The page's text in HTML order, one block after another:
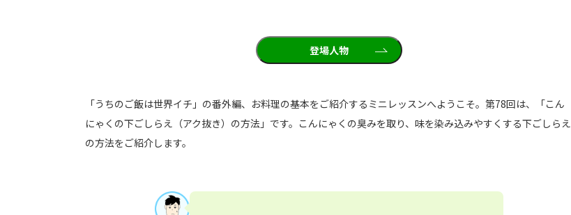
登場人物
「うちのご飯は世界イチ」の番外編、お料理の基本をご紹介するミニレッスンへようこそ。第78回は、「こん
にゃくの下ごしらえ（アク抜き）の方法」です。こんにゃくの臭みを取り、味を染み込みやすくする下ごしらえ
の方法をご紹介します。